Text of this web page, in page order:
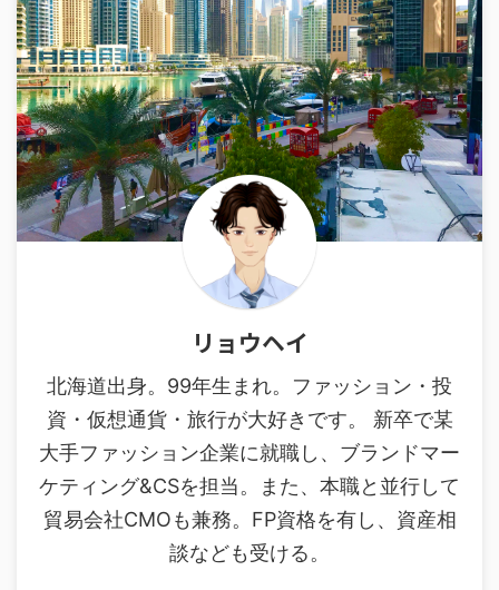
リョウヘイ
北海道出身。99年生まれ。ファッション・投
資・仮想通貨・旅行が大好きです。 新卒で某
大手ファッション企業に就職し、ブランドマー
ケティング&CSを担当。また、本職と並行して
貿易会社CMOも兼務。FP資格を有し、資産相
談なども受ける。